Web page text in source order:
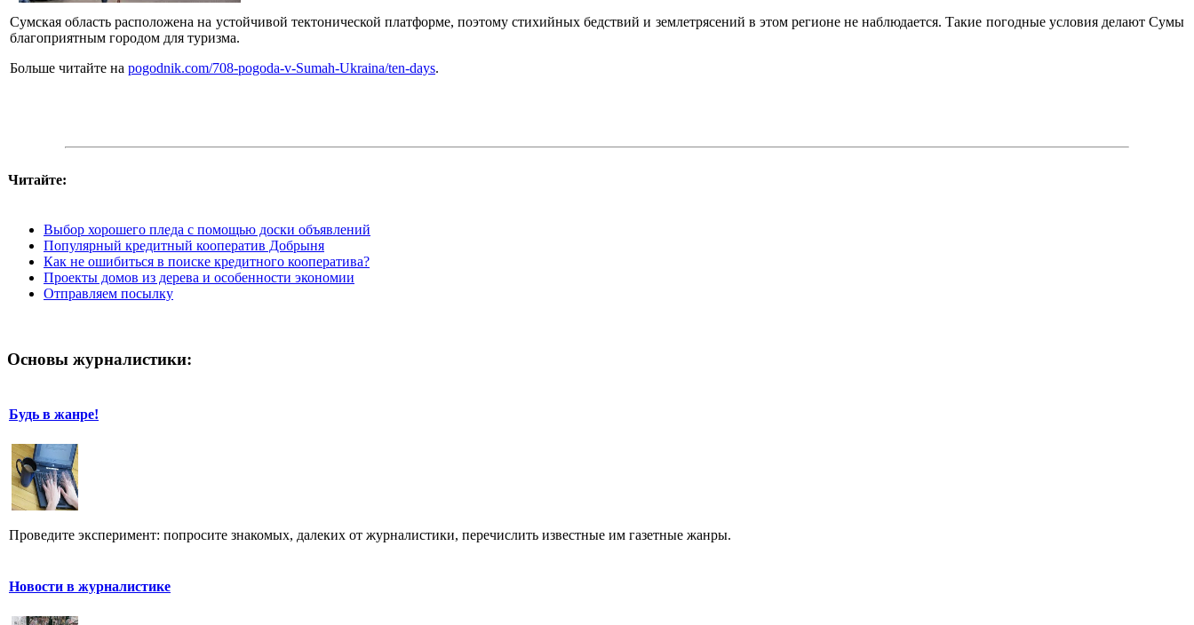
Сумская область расположена на устойчивой тектонической платформе, поэтому стихийных бедствий и землетрясений в этом регионе не наблюдается. Такие погодные условия делают Сумы
благоприятным городом для туризма.
Больше читайте на pogodnik.com/708-pogoda-v-Sumah-Ukraina/ten-days.
Читайте:
Выбор хорошего пледа с помощью доски объявлений
Популярный кредитный кооператив Добрыня
Как не ошибиться в поиске кредитного кооператива?
Проекты домов из дерева и особенности экономии
Отправляем посылку
Основы журналистики:
Будь в жанре!
Проведите эксперимент: попросите знакомых, далеких от журналистики, перечислить известные им газетные жанры.
Новости в журналистике